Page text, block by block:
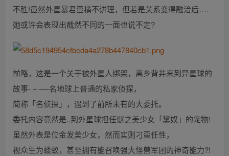
不胜!虽然外星暴君蛮横不讲理，但若是关系变得融洽后….
她或许会表现出截然不同的一面也说不定?
前略，这是一个关于被外星人绑架，离乡背井来到异星球的
故事- – -—名地球上普通的私家侦探，
简称「名侦探」，遇到了前所未有的大委托。
委托内容竟然是..到外星球担任谜之美少女「黛奴」的宠物!
虽然外表是位金发美少女，然而实则刁蛮任性，
视众生为蝼蚁，甚至拥有能召唤强大怪兽军团的神奇能力?!